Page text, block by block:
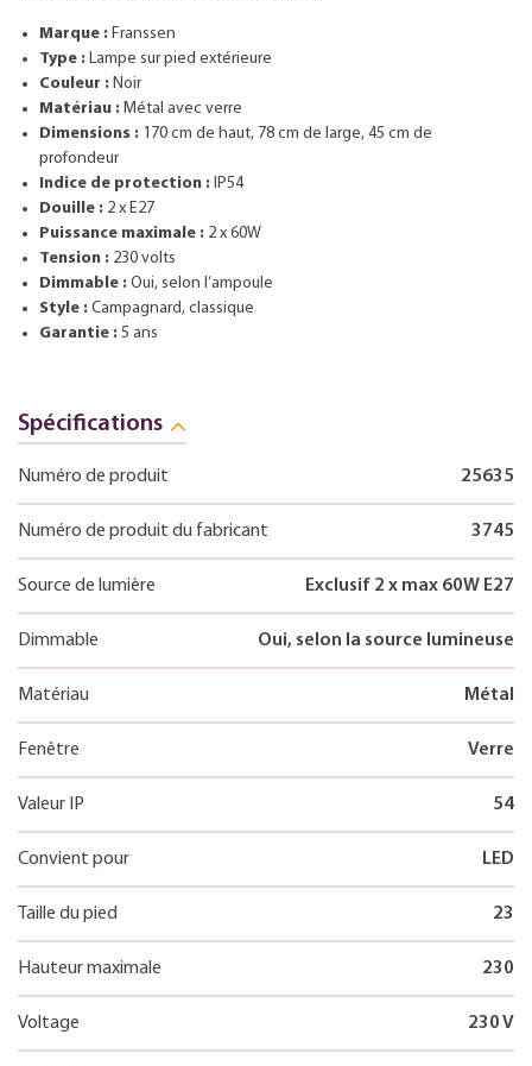
Marque : Franssen
Type : Lampe sur pied extérieure
Couleur : Noir
Matériau : Métal avec verre
Dimensions : 170 cm de haut, 78 cm de large, 45 cm de
profondeur
Indice de protection : IP54
Douille : 2 x E27
Puissance maximale : 2 x 60W
Tension : 230 volts
Dimmable : Oui, selon l’ampoule
Style : Campagnard, classique
Garantie : 5 ans
Spécifications
Numéro de produit 25635
Numéro de produit du fabricant 3745
Source de lumière Exclusif 2 x max 60W E27
Dimmable Oui, selon la source lumineuse
Matériau Métal
Fenêtre Verre
Valeur IP 54
Convient pour LED
Taille du pied 23
Hauteur maximale 230
Voltage 230 V